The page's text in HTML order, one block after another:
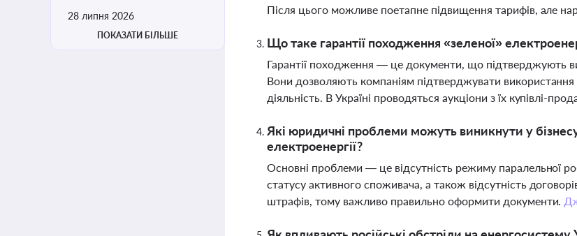
28 липня 2026
ПОКАЗАТИ БІЛЬШЕ
Після цього можливе поетапне підвищення тарифів, але
Що таке гарантії походження «зеленої»
Гарантії походження — це документи, що підтверджують
Вони дозволяють компаніям підтверджувати використання
діяльність. В Україні проводяться аукціони з їх купівлі-
Які юридичні проблеми можуть виникнути у бізнесу
електроенергії?
Основні проблеми — це відсутність режиму паралельної
статусу активного споживача, а також відсутність
штрафів, тому важливо правильно оформити документи.